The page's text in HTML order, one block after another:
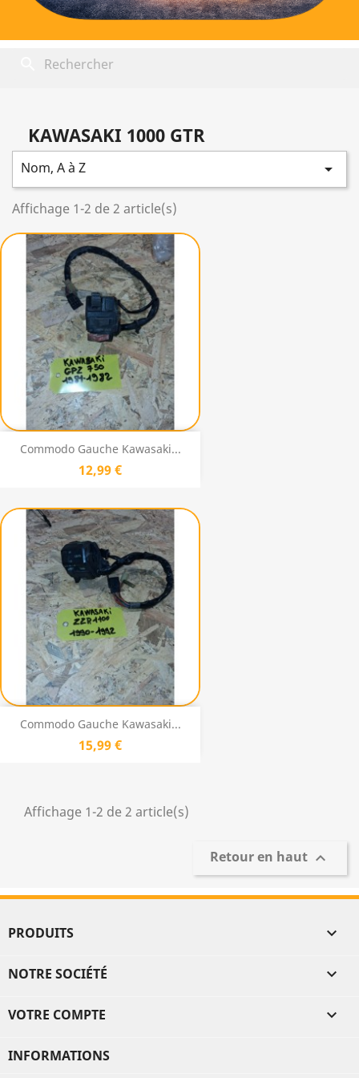
KAWASAKI 1000 GTR
Nom, A à Z 
Affichage 1-2 de 2 article(s)
Commodo Gauche Kawasaki...
12,99 €
Commodo Gauche Kawasaki...
15,99 €
Affichage 1-2 de 2 article(s)
Retour en haut 
PRODUITS 
NOTRE SOCIÉTÉ 
VOTRE COMPTE 
INFORMATIONS